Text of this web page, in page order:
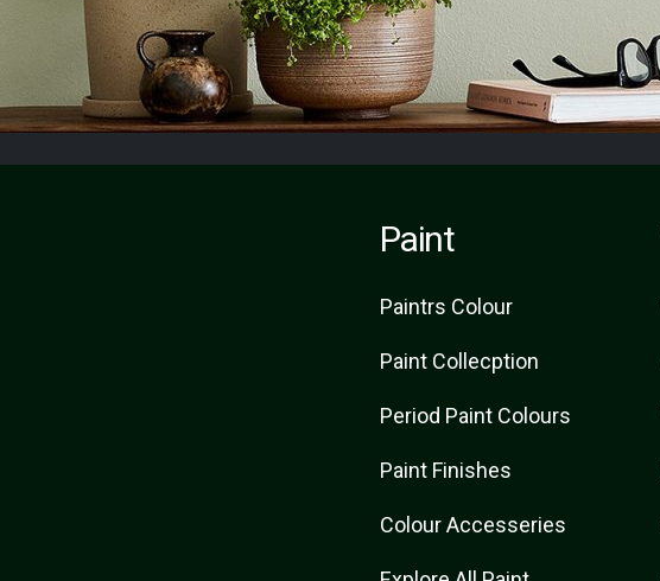
Paint
Paintrs Colour
Paint Collecption
Period Paint Colours
Paint Finishes
Colour Accesseries